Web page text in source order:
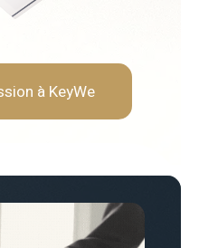
à KeyWe